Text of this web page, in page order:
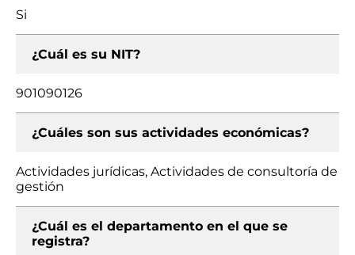
Si
¿Cuál es su NIT?
901090126
¿Cuáles son sus actividades económicas?
Actividades jurídicas, Actividades de consultoría de
gestión
¿Cuál es el departamento en el que se
registra?